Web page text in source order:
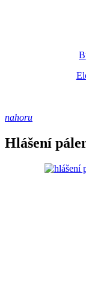
nahoru
Hlášení